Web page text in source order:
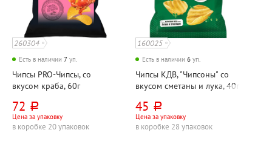
260304
Есть в наличии 7 уп.
Чипсы PRO-Чипсы, со
вкусом краба, 60г
72 руб.
Цена за упаковку
в коробке 20 упаковок
160025
Есть в наличии 6 уп.
Чипсы КДВ, "Чипсоны" со
вкусом сметаны и лука, 40г
45 руб.
Цена за упаковку
в коробке 28 упаковок